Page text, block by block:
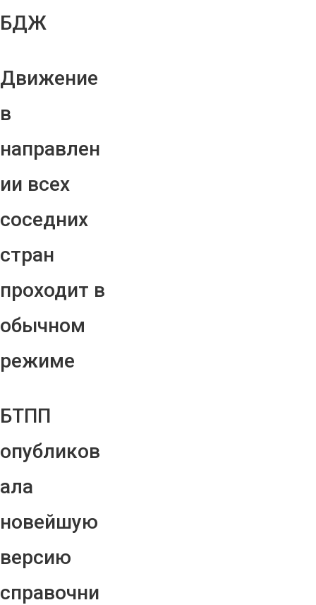
БДЖ
Движение
в
направлен
ии всех
соседних
стран
проходит в
обычном
режиме
БТПП
опубликов
ала
новейшую
версию
справочни